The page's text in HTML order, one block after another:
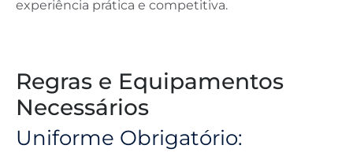
experiência prática e competitiva.
Regras e Equipamentos
Necessários
Uniforme Obrigatório: